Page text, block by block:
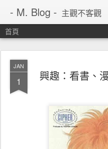
- M. Blog - 主觀不客觀
首頁
JAN
1 興趣：看書、